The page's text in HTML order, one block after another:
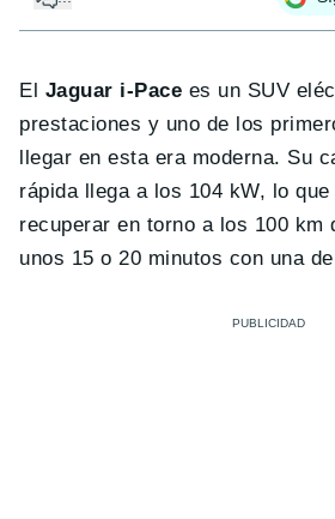
El Jaguar i-Pace es un SUV
prestaciones y uno de los
llegar en esta era moderna. Su
rápida llega a los 104 kW, lo
recuperar en torno a los 100 km
unos 15 o 20 minutos con una